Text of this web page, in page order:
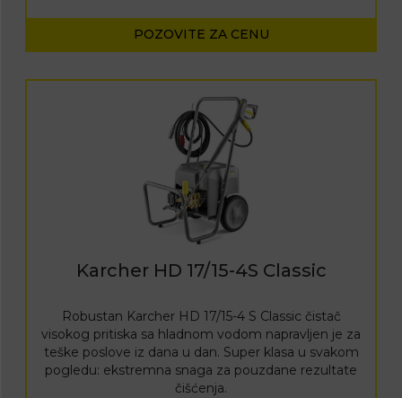
POZOVITE ZA CENU
Karcher HD 17/15-4S Classic
Robustan Karcher HD 17/15-4 S Classic čistač
visokog pritiska sa hladnom vodom napravljen je za
teške poslove iz dana u dan. Super klasa u svakom
pogledu: ekstremna snaga za pouzdane rezultate
čišćenja.